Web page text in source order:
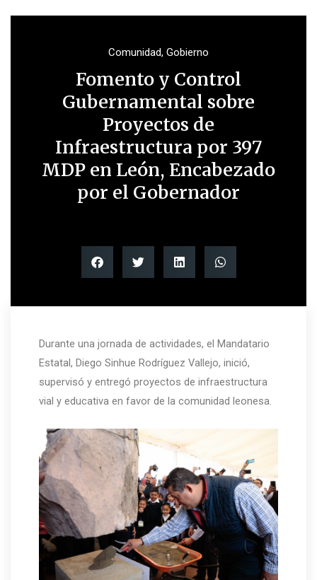
Comunidad, Gobierno
Fomento y Control
Gubernamental sobre
Proyectos de
Infraestructura por 397
MDP en León, Encabezado
por el Gobernador
Durante una jornada de actividades, el Mandatario
Estatal, Diego Sinhue Rodríguez Vallejo, inició,
supervisó y entregó proyectos de infraestructura
vial y educativa en favor de la comunidad leonesa.